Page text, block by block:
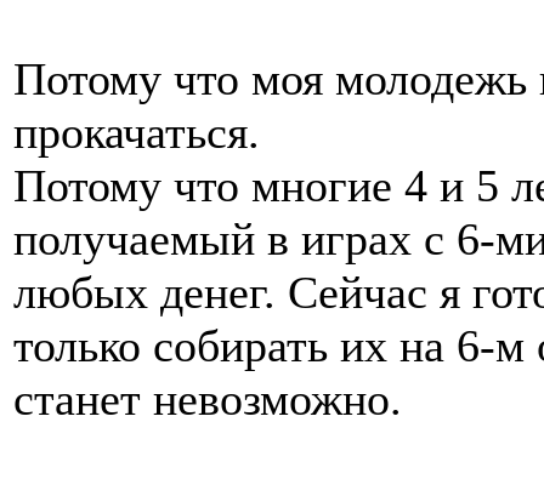
Потому что моя молодежь
прокачаться.
Потому что многие 4 и 5
получаемый в играх с 6-
любых денег. Сейчас я
только собирать их на 6-
станет невозможно.